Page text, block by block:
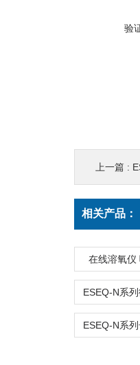
验
上一篇 :
相关产品：
在线溶氧仪